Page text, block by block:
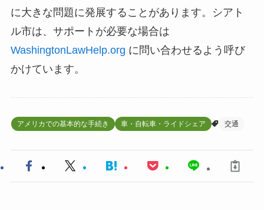
に大きな問題に発展することがあります。シアト
ル市は、サポートが必要な場合は
WashingtonLawHelp.org に問い合わせるよう呼び
かけています。
アメリカでの基本的な手続き 車・自転車・ライドシェア 交通